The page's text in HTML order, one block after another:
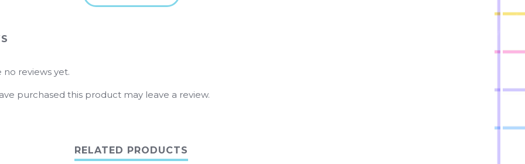
no reviews yet.
purchased this product may leave a review.
RELATED PRODUCTS